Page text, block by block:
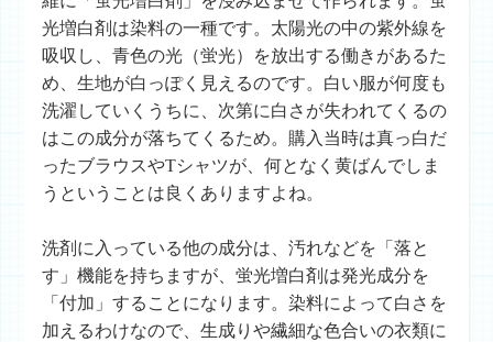
光増白剤は染料の一種です。太陽光の中の紫外線を
吸収し、青色の光（蛍光）を放出する働きがあるた
め、生地が白っぽく見えるのです。白い服が何度も
洗濯していくうちに、次第に白さが失われてくるの
はこの成分が落ちてくるため。購入当時は真っ白だ
ったブラウスやTシャツが、何となく黄ばんでしま
うということは良くありますよね。
洗剤に入っている他の成分は、汚れなどを「落と
す」機能を持ちますが、蛍光増白剤は発光成分を
「付加」することになります。染料によって白さを
加えるわけなので、生成りや繊細な色合いの衣類に